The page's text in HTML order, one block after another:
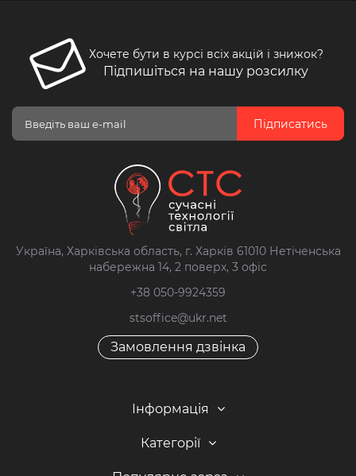
Хочете бути в курсі всіх акцій і знижок?
Підпишіться на нашу розсилку
Підписатись
Україна, Харківська область, г. Харків 61010 Нетіченська
набережна 14, 2 поверх, 3 офіс
+38 050-9924359
stsoffice@ukr.net
Замовлення дзвінка
Інформація
Категорії